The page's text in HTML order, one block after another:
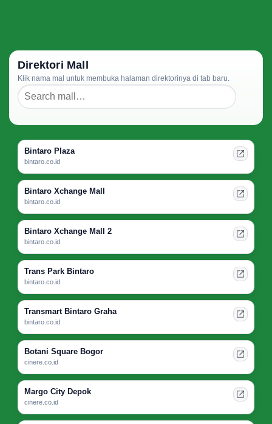
Direktori Mall
Klik nama mal untuk membuka halaman direktorinya di tab baru.
Bintaro Plaza
bintaro.co.id
Bintaro Xchange Mall
bintaro.co.id
Bintaro Xchange Mall 2
bintaro.co.id
Trans Park Bintaro
bintaro.co.id
Transmart Bintaro Graha
bintaro.co.id
Botani Square Bogor
cinere.co.id
Margo City Depok
cinere.co.id